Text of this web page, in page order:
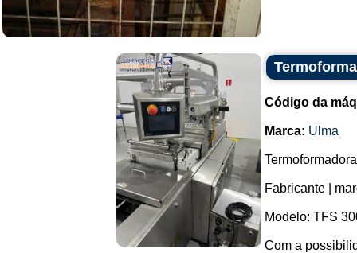
Código da
Marca: Ulma
Fabricante |
Modelo: TFS
Com a